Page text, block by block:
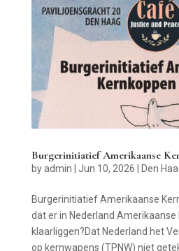
Burgerinitiatief Amerikaanse
byadmin Jun 10, 2026 Den
Burgerinitiatief Amerikaanse
dat er in Nederland Amerikaanse
klaarliggen?Dat Nederland het
op kernwapens (TPNW) niet